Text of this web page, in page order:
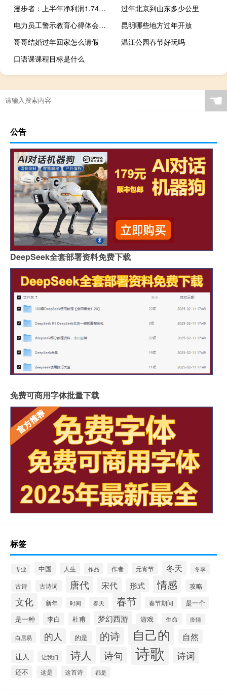
漫步者：上半年净利润1.74亿元同比增长64.51%
过年北京到山东多少公里
电力员工警示教育心得体会（电力方面警示录的读后感 (100分)）
昆明哪些地方过年开放
哥哥结婚过年回家怎么请假
温江公园春节好玩吗
口语课课程目标是什么
☚
公告
DeepSeek全套部署资料免费下载
免费可商用字体批量下载
标签
专业 中国 人生 作品 作者 元宵节 冬天 冬季
古诗 古诗词 唐代 宋代 形式 情感 攻略
文化 新年 时间 春天 春节 春节期间 是一个
是一种 李白 杜甫 梦幻西游 游戏 生命 疫情
白居易 的人 的是 的诗 自己的 自然
让人 让我们 诗人 诗句 诗歌 诗词
还不 这是 这首诗 都是